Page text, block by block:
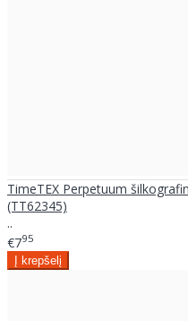
TimeTEX Perpetuum
(TT62345)
..
€795